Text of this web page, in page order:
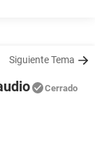
Siguiente Tema
Cerrado